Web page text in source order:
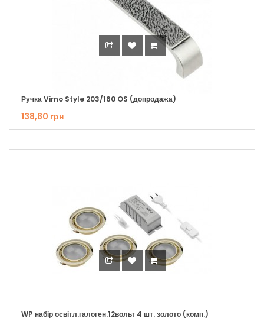
Ручка Virno Style 203/160 OS (допродажа)
138,80 грн
WP набір освітл.галоген.12вольт 4 шт. золото (комп.)